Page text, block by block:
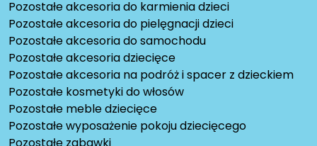
Pozostałe akcesoria do karmienia dzieci
Pozostałe akcesoria do pielęgnacji dzieci
Pozostałe akcesoria do samochodu
Pozostałe akcesoria dziecięce
Pozostałe akcesoria na podróż i spacer z dzieckiem
Pozostałe kosmetyki do włosów
Pozostałe meble dziecięce
Pozostałe wyposażenie pokoju dziecięcego